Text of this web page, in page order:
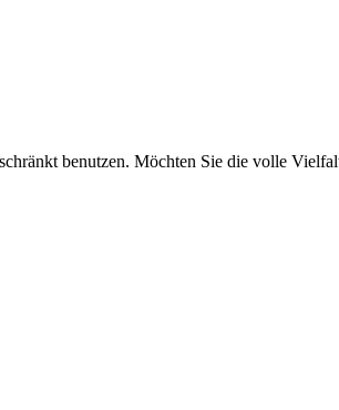
benutzen. Möchten Sie die volle